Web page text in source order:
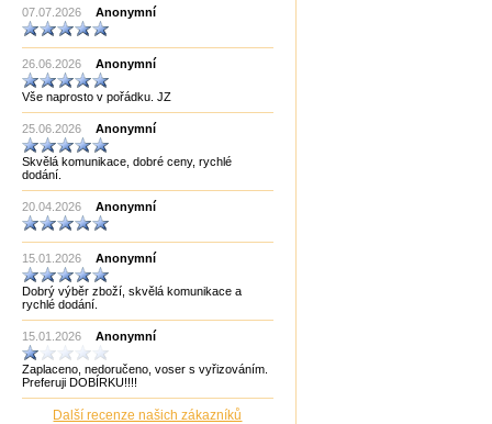
Made in China
Made in EU
Made in India CHOPRA
Made in Taiwan
Manopoulos
MF3
mf8
MoYu
Německo
Německo Bartl
Německo HCM
New Pelikan
Old Pelikan
Out of the blue
Philos
Piatnik
Puzzle Master Kanada
QiYi
RADEMIC
Recent Toys
Robetoy
Robetoy,Bartl
Rubiks
Rumunsko
07.07.2026 Anonymní
26.06.2026 Anonymní
Vše naprosto v pořádku. JZ
25.06.2026 Anonymní
Skvělá komunikace, dobré ceny, rychlé
dodání.
20.04.2026 Anonymní
15.01.2026 Anonymní
Dobrý výběr zboží, skvělá komunikace a
rychlé dodání.
15.01.2026 Anonymní
Zaplaceno, nedoručeno, voser s vyřizováním.
Preferuji DOBÍRKU!!!!
Další recenze našich zákazníků